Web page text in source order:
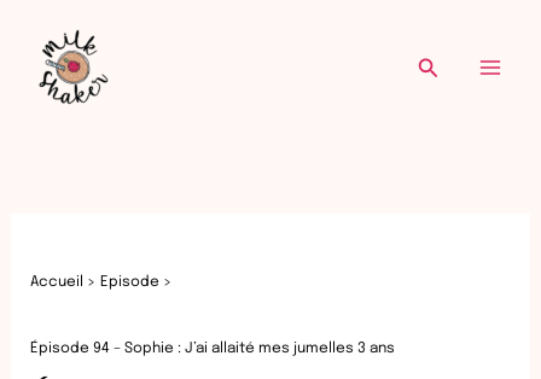
contenu
Accueil Episode
Épisode 94 – Sophie : J’ai allaité mes jumelles 3 ans